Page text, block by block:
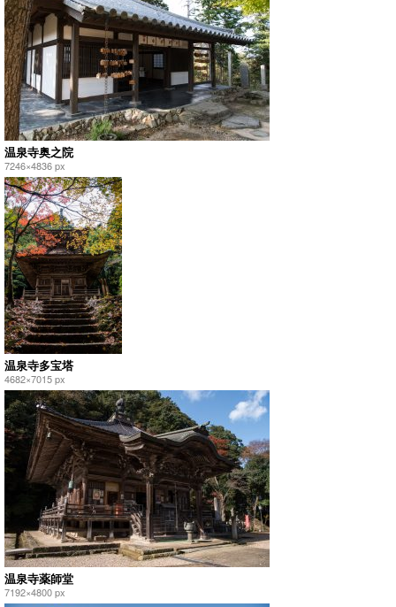
温泉寺奥之院
7246×4836 px
温泉寺多宝塔
4682×7015 px
温泉寺薬師堂
7192×4800 px